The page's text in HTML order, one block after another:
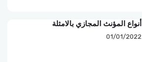
أنواع المؤنث المجازي بالامثلة
01/01/2022